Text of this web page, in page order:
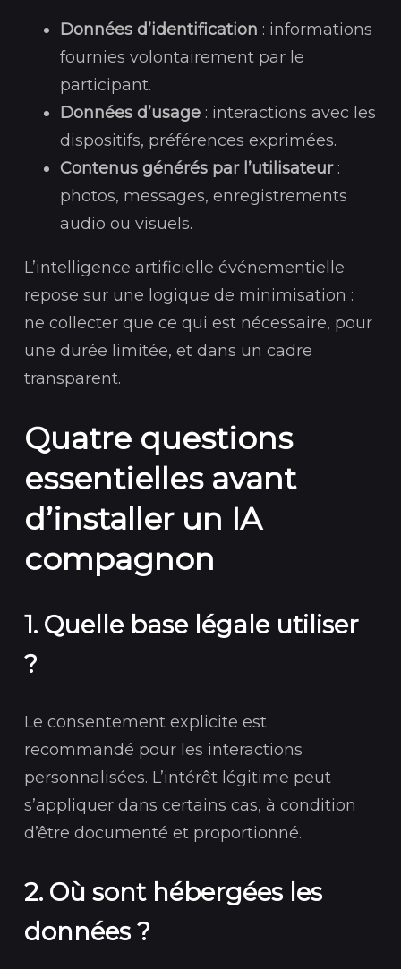
Données d’identification : informations
fournies volontairement par le
participant.
Données d’usage : interactions avec les
dispositifs, préférences exprimées.
Contenus générés par l’utilisateur:
photos, messages, enregistrements
audio ou visuels.
L’intelligence artificielle événementielle
repose sur une logique de minimisation :
ne collecter que ce qui est nécessaire, pour
une durée limitée, et dans un cadre
transparent.
Quatre questions
essentielles avant
d’installer un IA
compagnon
1. Quelle base légale utiliser
?
Le consentement explicite est
recommandé pour les interactions
personnalisées. L’intérêt légitime peut
s’appliquer dans certains cas, à condition
d’être documenté et proportionné.
2. Où sont hébergées les
données ?